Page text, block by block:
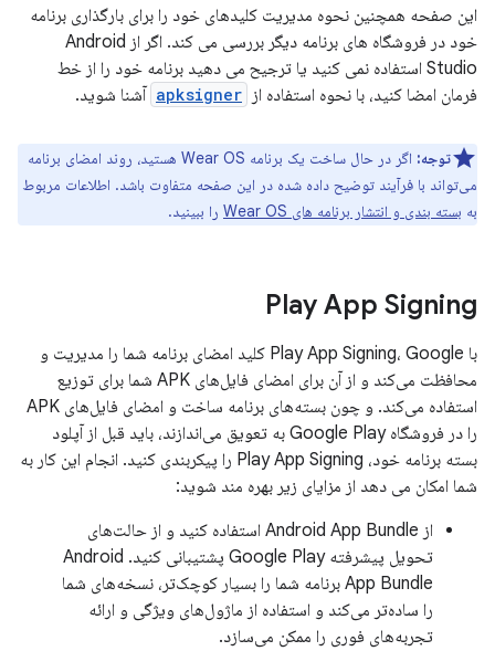
این صفحه همچنین نحوه مدیریت کلیدهای خود را برای بارگذاری برنامه
خود در فروشگاه های برنامه دیگر بررسی می کند. اگر از Android
Studio استفاده نمی کنید یا ترجیح می دهید برنامه خود را از خط
فرمان امضا کنید، با نحوه استفاده از apksigner آشنا شوید.
توجه:
اگر در حال ساخت یک برنامه Wear OS هستید، روند امضای برنامه
می‌تواند با فرآیند توضیح داده شده در این صفحه متفاوت باشد. اطلاعات مربوط
به بسته بندی و انتشار برنامه های Wear OS را ببینید.
Play App Signing
با Play App Signing، Google کلید امضای برنامه شما را مدیریت و
محافظت می‌کند و از آن برای امضای فایل‌های APK شما برای توزیع
استفاده می‌کند. و چون بسته‌های برنامه ساخت و امضای فایل‌های APK
را در فروشگاه Google Play به تعویق می‌اندازند، باید قبل از آپلود
بسته برنامه خود، Play App Signing را پیکربندی کنید. انجام این کار به
شما امکان می دهد از مزایای زیر بهره مند شوید:
از Android App Bundle استفاده کنید و از حالت‌های
تحویل پیشرفته Google Play پشتیبانی کنید. Android
App Bundle برنامه شما را بسیار کوچک‌تر، نسخه‌های شما
را ساده‌تر می‌کند و استفاده از ماژول‌های ویژگی و ارائه
تجربه‌های فوری را ممکن می‌سازد.